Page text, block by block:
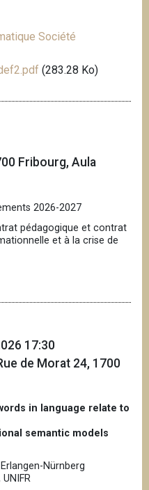
Société
(283.28 Ko)
Fribourg, Aula
2026-2027
pédagogique et contrat
et à la crise de
17:30
de Morat 24, 1700
in language relate to
semantic models
Erlangen-Nürnberg